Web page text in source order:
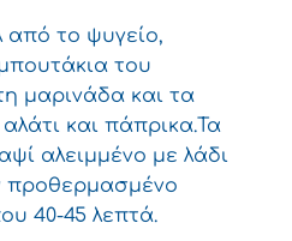
από το ψυγείο,
του
μαρινάδα και τα
και πάπρικα.Τα
αλειμμένο με λάδι
προθερμασμένο
40-45 λεπτά.